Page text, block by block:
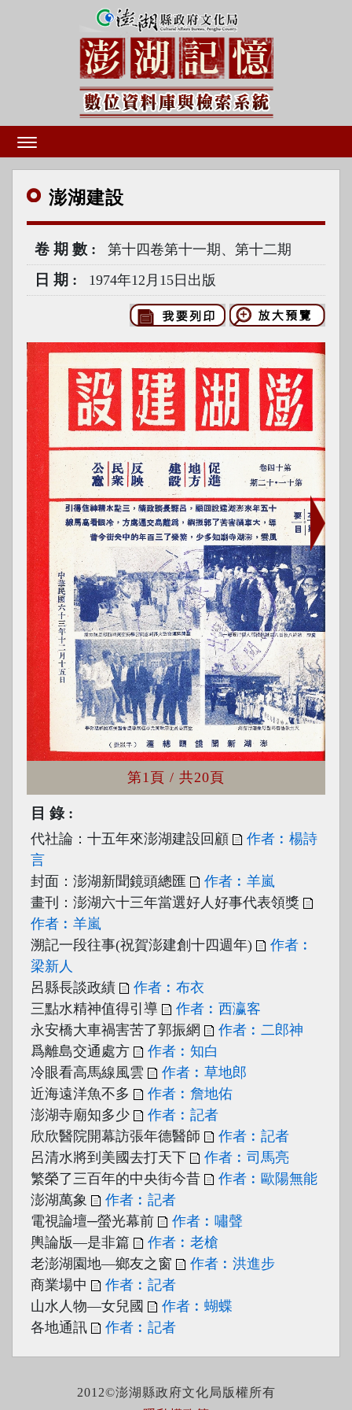
澎湖建設
卷期數 第十四卷第十一期、第十二期
日期 1974年12月15日出版
第1頁 / 共20頁
目錄
代社論：十五年來澎湖建設回顧
作者︰楊詩
言
封面：澎湖新聞鏡頭總匯
作者︰羊嵐
畫刊：澎湖六十三年當選好人好事代表領獎
作者︰羊嵐
溯記一段往事(祝賀澎建創十四週年)
作者︰
梁新人
呂縣長談政績
作者︰布衣
三點水精神值得引導
作者︰西瀛客
永安橋大車禍害苦了郭振網
作者︰二郎神
爲離島交通處方
作者︰知白
冷眼看高馬線風雲
作者︰草地郎
近海遠洋魚不多
作者︰詹地佑
澎湖寺廟知多少
作者︰記者
欣欣醫院開幕訪張年德醫師
作者︰記者
呂清水將到美國去打天下
作者︰司馬亮
繁榮了三百年的中央街今昔
作者︰歐陽無能
澎湖萬象
作者︰記者
電視論壇─螢光幕前
作者︰嘯聲
輿論版—是非篇
作者︰老槍
老澎湖園地—鄉友之窗
作者︰洪進步
商業場中
作者︰記者
山水人物—女兒國
作者︰蝴蝶
各地通訊
作者︰記者
2012©澎湖縣政府文化局版權所有